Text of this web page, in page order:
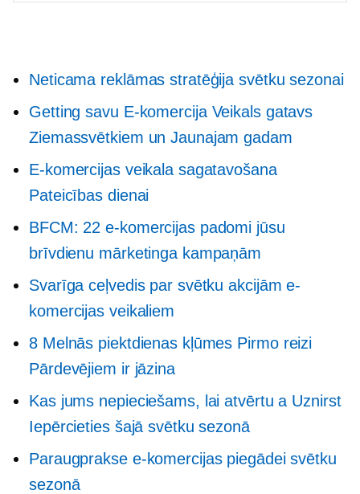
Neticama reklāmas stratēģija svētku sezonai
Getting savu E-komercijaVeikals gatavs
Ziemassvētkiem un Jaunajam gadam
E-komercijas veikala sagatavošana
Pateicības dienai
BFCM: 22 e-komercijas padomi jūsu
brīvdienu mārketinga kampaņām
Svarīga ceļvedis par svētku akcijām e-
komercijas veikaliem
8 Melnās piektdienas kļūmes Pirmo reizi
Pārdevējiem ir jāzina
Kas jums nepieciešams, lai atvērtu a Uznirst
Iepērcieties šajā svētku sezonā
Paraugprakse e-komercijas piegādei svētku
sezonā